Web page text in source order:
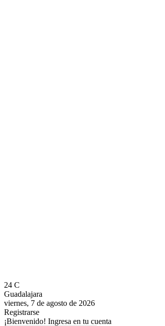
24 C
Guadalajara
viernes, 7 de agosto de 2026
Registrarse
¡Bienvenido! Ingresa en tu cuenta